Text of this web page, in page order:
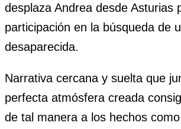
desplaza Andrea desde Asturias
participación en la búsqueda de
desaparecida.
Narrativa cercana y suelta que
perfecta atmósfera creada
de tal manera a los hechos